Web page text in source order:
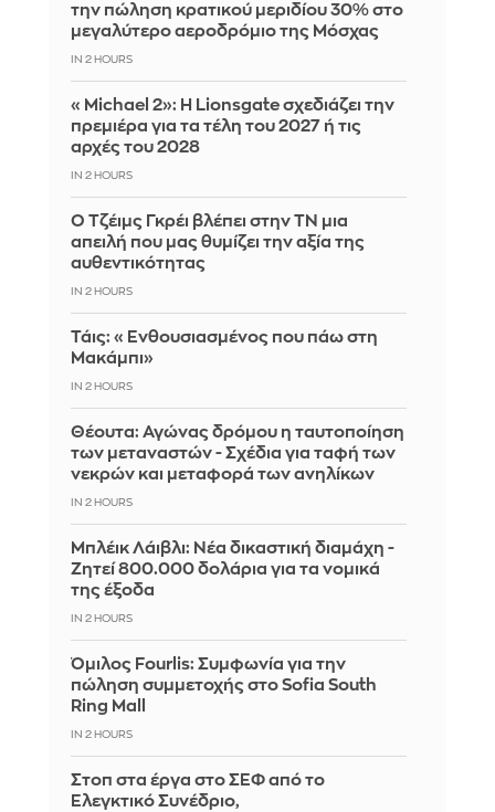
την πώληση κρατικού μεριδίου 30% στο
μεγαλύτερο αεροδρόμιο της Μόσχας
IN 2 HOURS
«Michael 2»: Η Lionsgate σχεδιάζει την
πρεμιέρα για τα τέλη του 2027 ή τις
αρχές του 2028
IN 2 HOURS
Ο Τζέιμς Γκρέι βλέπει στην ΤΝ μια
απειλή που μας θυμίζει την αξία της
αυθεντικότητας
IN 2 HOURS
Τάις: «Ενθουσιασμένος που πάω στη
Μακάμπι»
IN 2 HOURS
Θέουτα: Αγώνας δρόμου η ταυτοποίηση
των μεταναστών - Σχέδια για ταφή των
νεκρών και μεταφορά των ανηλίκων
IN 2 HOURS
Μπλέικ Λάιβλι: Νέα δικαστική διαμάχη -
Ζητεί 800.000 δολάρια για τα νομικά
της έξοδα
IN 2 HOURS
Όμιλος Fourlis: Συμφωνία για την
πώληση συμμετοχής στο Sofia South
Ring Mall
IN 2 HOURS
Στοπ στα έργα στο ΣΕΦ από το
Ελεγκτικό Συνέδριο,